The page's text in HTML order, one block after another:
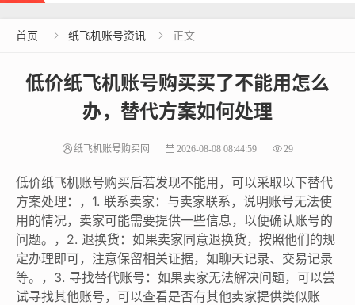
首页  纸飞机账号资讯  正文
低价纸飞机账号购买买了不能用怎么
办，替代方案如何处理
纸飞机账号购买网 2026-08-08 08:44:59 29
低价纸飞机账号购买后若发现不能用，可以采取以下替代
方案处理：，1. 联系卖家：与卖家联系，说明账号无法使
用的情况，卖家可能需要提供一些信息，以便确认账号的
问题。，2. 退换货：如果卖家同意退换货，按照他们的规
定办理即可，注意保留相关证据，如聊天记录、交易记录
等。，3. 寻找替代账号：如果卖家无法解决问题，可以尝
试寻找其他账号，可以查看是否有其他卖家提供类似账